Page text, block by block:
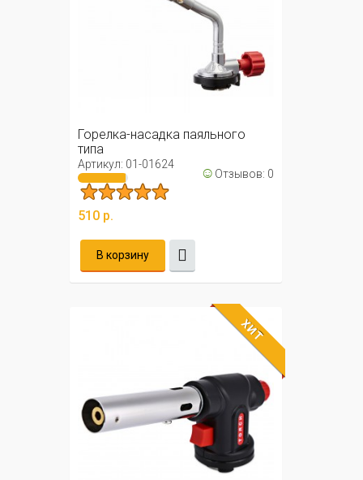
Горелка-насадка паяльного
типа
Артикул: 01-01624 ☺ Отзывов: 0
510 р.
В корзину
ХИТ